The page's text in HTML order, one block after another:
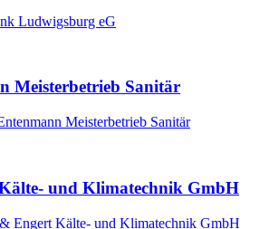
Ludwigsburg eG
Meisterbetrieb Sanitär
Meisterbetrieb Sanitär
und Klimatechnik GmbH
Engert Kälte- und Klimatechnik GmbH